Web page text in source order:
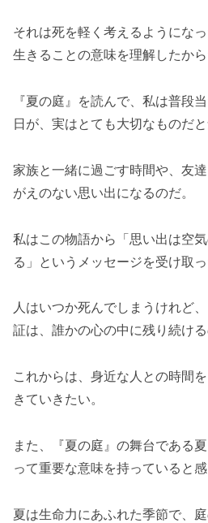
それは死を軽く考えるようにな
生きることの意味を理解したから
『夏の庭』を読んで、私は普段
日が、実はとても大切なものだと
家族と一緒に過ごす時間や、友
がえのない思い出になるのだ。
私はこの物語から「思い出は空
る」というメッセージを受け取っ
人はいつか死んでしまうけれど
証は、誰かの心の中に残り続ける
これからは、身近な人との時間
きていきたい。
また、『夏の庭』の舞台である
って重要な意味を持っていると感
夏は生命力にあふれた季節で、